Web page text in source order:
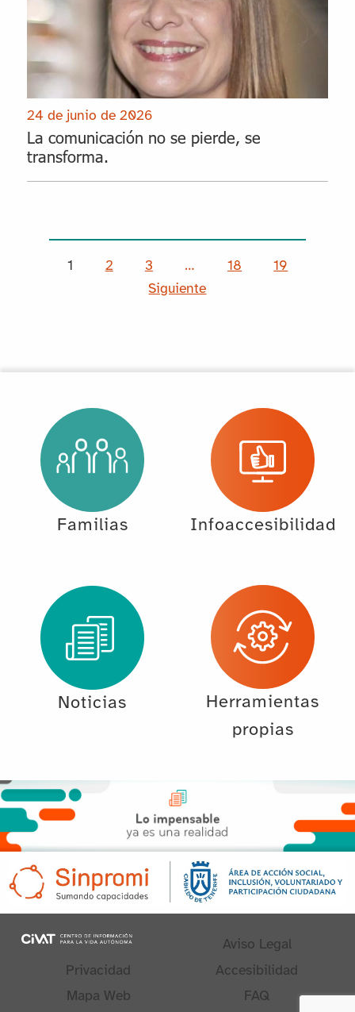
24 de junio de 2026
La comunicación no se pierde, se
transforma.
1 2 3 … 18
19
Siguiente
Familias Infoaccesibilidad
Noticias
Herramientas
propias
Aviso Legal
Privacidad
Accesibilidad
Mapa Web
FAQ